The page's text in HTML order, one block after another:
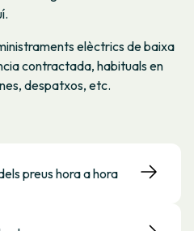
elèctrics de baixa
contractada, habituals en
despatxos, etc.
preus hora a hora